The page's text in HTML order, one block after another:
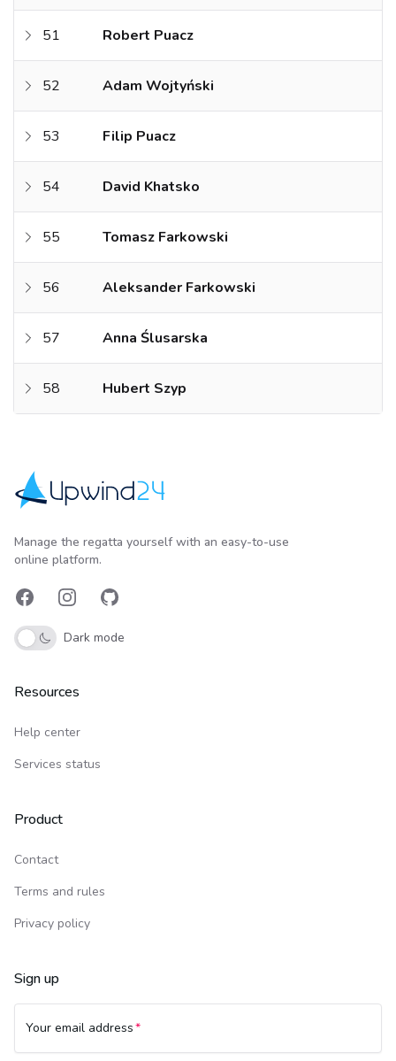
51 Robert Puacz
52 Adam Wojtyński
53 Filip Puacz
54 David Khatsko
55 Tomasz Farkowski
56 Aleksander Farkowski
57 Anna Ślusarska
58 Hubert Szyp
Manage the regatta yourself with an easy-to-use
online platform.
FacebookInstagramGitHub
Dark mode
Resources
Help center
Services status
Product
Contact
Terms and rules
Privacy policy
Sign up
Your email address